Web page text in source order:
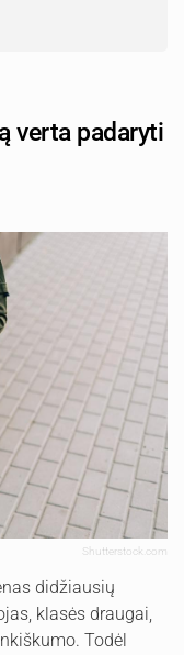
verta padaryti
Shutterstock.com
didžiausių
klasės draugai,
Todėl